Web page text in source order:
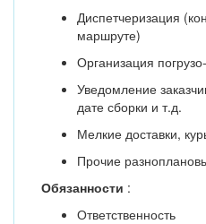
Диспетчеризация
маршруте)
Организация
Уведомление
дате сборки и т.д.
Мелкие доставки,
Прочие
Обязанности :
Ответственность